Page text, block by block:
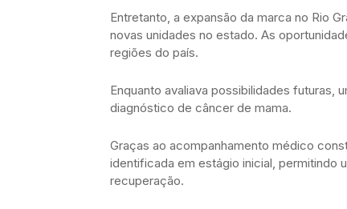
Entretanto, a expansão da marca no Rio
novas unidades no estado. As
regiões do país.
Enquanto avaliava possibilidades futuras,
diagnóstico de câncer de mama.
Graças ao acompanhamento médico
identificada em estágio inicial, permitindo
recuperação.